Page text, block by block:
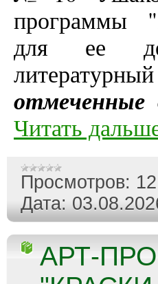
программы
для ее
отмеченные
Читать
Просмотров: 12
Дата:
АРТ-